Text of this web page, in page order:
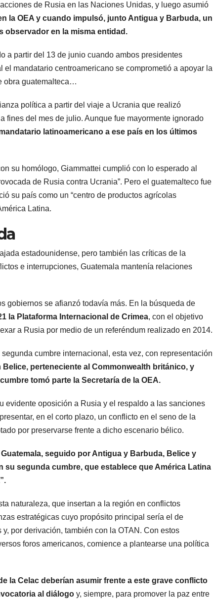
de Rusia en las Naciones Unidas, y luego asumió
la OEA y cuando impulsó, junto Antigua y Barbuda, un
observador en la misma entidad.
a partir del 13 de junio cuando ambos presidentes
mandatario centroamericano se comprometió a apoyar la
obra guatemalteca…
política a partir del viaje a Ucrania que realizó
fines del mes de julio. Aunque fue mayormente ignorado
latinoamericano a ese país en los últimos
su homólogo, Giammattei cumplió con lo esperado al
de Rusia contra Ucrania”. Pero el guatemalteco fue
su país como un “centro de productos agrícolas
Latina.
estadounidense, pero también las críticas de la
e interrupciones, Guatemala mantenía relaciones
gobiernos se afianzó todavía más. En la búsqueda de
la Plataforma Internacional de Crimea, con el objetivo
a Rusia por medio de un referéndum realizado en 2014.
cumbre internacional, esta vez, con representación
perteneciente al Commonwealth británico, y
tomó parte la Secretaría de la OEA.
evidente oposición a Rusia y el respaldo a las sanciones
en el corto plazo, un conflicto en el seno de la
por preservarse frente a dicho escenario bélico.
seguido por Antigua y Barbuda, Belice y
segunda cumbre, que establece que América Latina
naturaleza, que insertan a la región en conflictos
estratégicas cuyo propósito principal sería el de
por derivación, también con la OTAN. Con estos
foros americanos, comience a plantearse una política
la Celac deberían asumir frente a este grave conflicto
al diálogo y, siempre, para promover la paz entre